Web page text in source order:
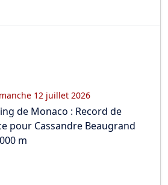
12 juillet 2026
de Monaco : Record de
pour Cassandre Beaugrand
m